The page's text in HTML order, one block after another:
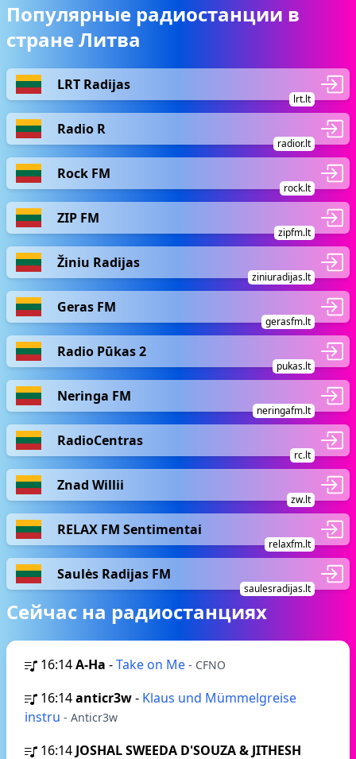
Популярные радиостанции в
стране Литва
LRT Radijas
lrt.lt
Radio R
radior.lt
Rock FM
rock.lt
ZIP FM
zipfm.lt
Žiniu Radijas
ziniuradijas.lt
Geras FM
gerasfm.lt
Radio Pūkas 2
pukas.lt
Neringa FM
neringafm.lt
RadioCentras
rc.lt
Znad Willii
zw.lt
RELAX FM Sentimentai
relaxfm.lt
Saulės Radijas FM
saulesradijas.lt
Сейчас на радиостанциях
16:14A-Ha -Take on Me - CFNO
16:14anticr3w- Klaus und Mümmelgreise
instru - Anticr3w
16:14 JOSHAL SWEEDA D'SOUZA & JITHESH